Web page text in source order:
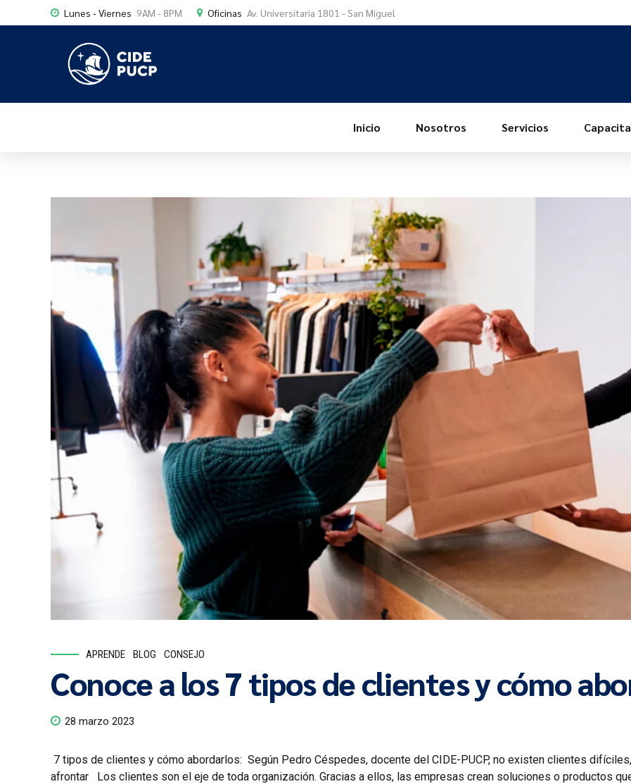
Lunes - Viernes 9AM - 8PM Oficinas Av. Universitaria 1801 - San Miguel
Inicio Nosotros Servicios
APRENDE BLOG CONSEJO
Conoce a los 7 tipos de clientes y cómo
28 marzo 2023
7 tipos de clientes y cómo abordarlos: Según Pedro Céspedes, docente del CIDE-PUCP, no existen clientes
afrontar Los clientes son el eje de toda organización. Gracias a ellos, las empresas crean soluciones o productos